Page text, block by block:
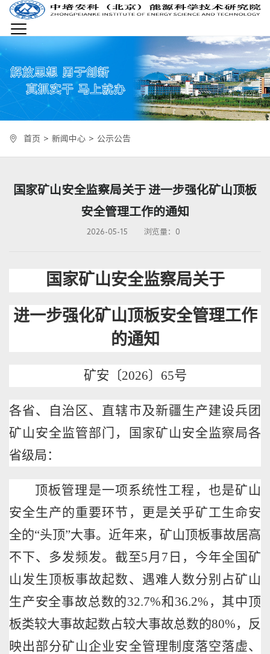
首页
关于我们
人力资源
首页 > 新闻中心 > 公示公告
国家矿山安全监察局关于 进一步强化矿山顶板
安全管理工作的通知
2026-05-15 浏览量： 0
国家矿山安全监察局关于
进一步强化矿山顶板安全管理工作
的通知
矿安〔2026〕65号
各省、自治区、直辖市及新疆生产建设兵团
矿山安全监管部门，国家矿山安全监察局各
省级局：
顶板管理是一项系统性工程，也是矿山
安全生产的重要环节，更是关乎矿工生命安
全的“头顶”大事。近年来，矿山顶板事故居高
不下、多发频发。截至5月 7 日，今年全国矿
山发生顶板事故起数、遇难人数分别占矿山
生产安全事故总数的32.7%和36.2% ，其中顶
板类较大事故起数占较大事故总数的80%，反
映出部分矿山企业安全管理制度落空落虚、